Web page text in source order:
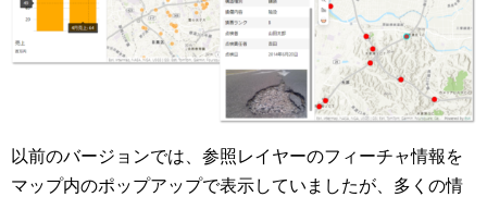
以前のバージョンでは、参照レイヤーのフィーチャ情報を
マップ内のポップアップで表示していましたが、多くの情